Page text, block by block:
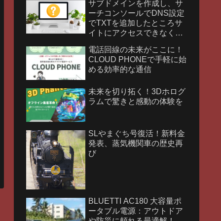
サブドメインを作成し、サ
ーチコンソールでDNS設定
でTXTを追加したところサ
イトにアクセスできなくな
電話回線の未来がここに！
CLOUD PHONEで手軽に始
める効率的な通信
未来を切り拓く！3Dホログ
ラムで驚きと感動の体験を
SLやまぐち号復活！新料金
発表、蒸気機関車の歴史再
び
BLUETTI AC180 大容量ポ
ータブル電源：アウトドア